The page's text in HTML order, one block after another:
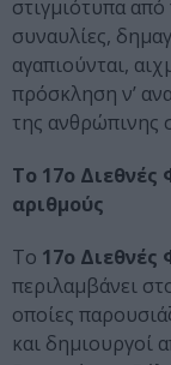
στιγμιότυπα
συναυλίες,
αγαπιούνται,
πρόσκληση ν’
της ανθρώπινης
Το 17ο
αριθμούς
Το 17ο
περιλαμβάνει
οποίες
και δημιουργοί